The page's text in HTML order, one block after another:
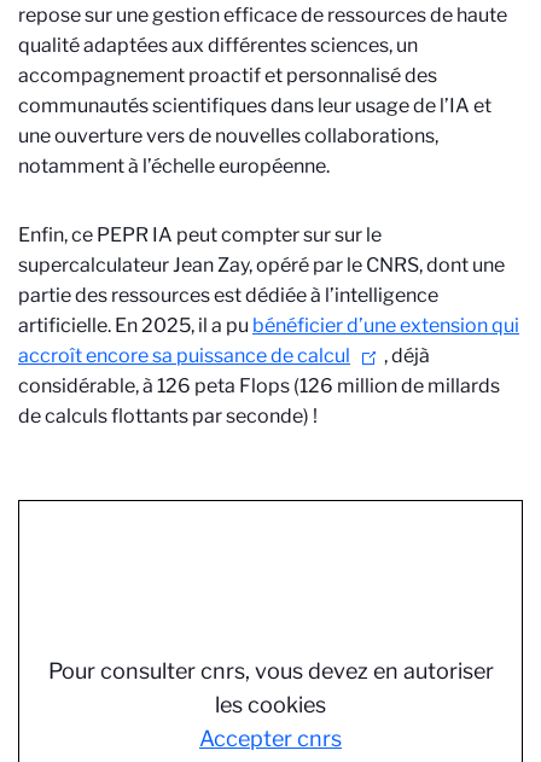
repose sur une gestion efficace de ressources de haute
qualité adaptées aux différentes sciences, un
accompagnement proactif et personnalisé des
communautés scientifiques dans leur usage de l’IA et
une ouverture vers de nouvelles collaborations,
notamment à l’échelle européenne.
Enfin, ce PEPR IA peut compter sursur le
supercalculateur Jean Zay, opéré par le CNRS, dont une
partie des ressources est dédiée à l’intelligence
artificielle. En 2025, il a pu bénéficier d’une extension qui
accroît encore sa puissance de calcul
, déjà
considérable, à 126 peta Flops (126 million de millards
de calculs flottants par seconde) !
Pour consulter cnrs, vous devez en autoriser
les cookies
Accepter cnrs